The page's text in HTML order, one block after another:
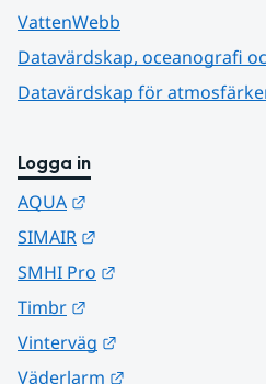
VattenWebb
Datavärdskap, oceanografi
Datavärdskap för
Logga in
AQUA
SIMAIR
SMHI Pro
Timbr
Vinterväg
Väderlarm